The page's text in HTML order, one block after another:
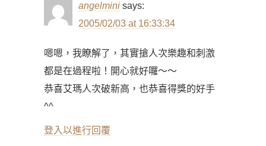
angelmini says:
2005/02/03 at 16:33:34
嗯嗯，我瞭解了，其實搶人次樂趣和刺激
都是在過程啦！開心就好囉～～
恭喜艾瑪人次破新高，也恭喜得獎的好手
^^
登入以進行回覆